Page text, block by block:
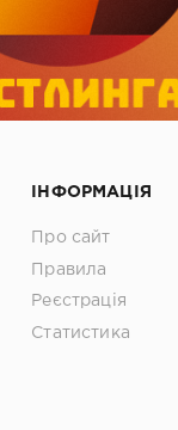
ІНФОРМАЦІЯ
Про сайт
Правила
Реєстрація
Статистика